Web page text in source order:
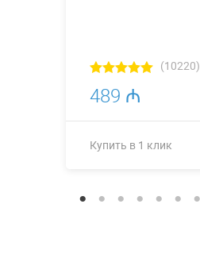
(10220)
489 ₼
Купить в 1 клик